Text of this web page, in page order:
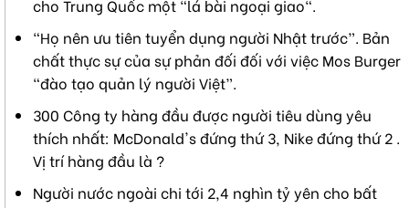
cho Trung Quốc một "lá bài ngoại giao".
“Họ nên ưu tiên tuyển dụng người Nhật trước”. Bản
chất thực sự của sự phản đối đối với việc Mos Burger
“đào tạo quản lý người Việt”.
300 Công ty hàng đầu được người tiêu dùng yêu
thích nhất: McDonald's đứng thứ 3, Nike đứng thứ 2 .
Vị trí hàng đầu là ?
Người nước ngoài chi tới 2,4 nghìn tỷ yên cho bất